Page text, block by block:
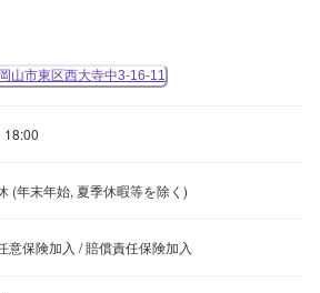
山市東区西大寺中3-16-11
18:00
(年末年始, 夏季休暇等を除く)
意保険加入 / 賠償責任保険加入